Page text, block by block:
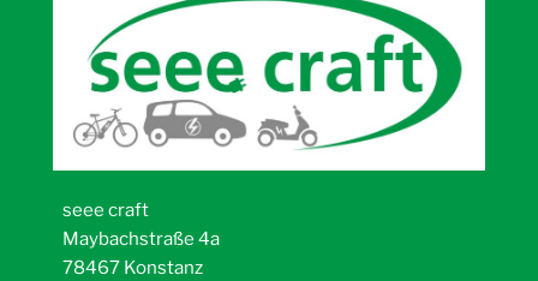
seee craft
Maybachstraße 4a
78467 Konstanz